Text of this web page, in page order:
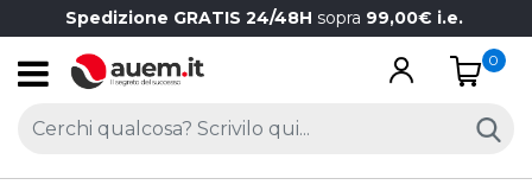
Spedizione GRATIS 24/48H sopra 99,00€ i.e.
Open
0